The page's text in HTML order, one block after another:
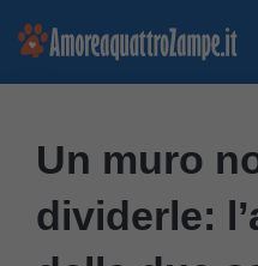
Vai
Un muro
dividerle: